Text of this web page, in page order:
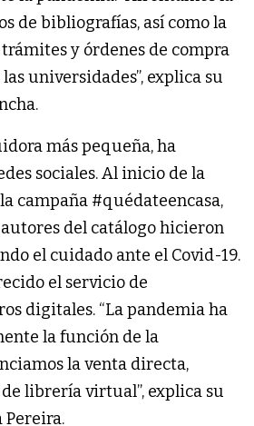
de bibliografías, así como la
y órdenes de compra
universidades”, explica su
más pequeña, ha
sociales. Al inicio de la
campaña #quédateencasa,
del catálogo hicieron
el cuidado ante el Covid-19.
el servicio de
digitales. “La pandemia ha
la función de la
la venta directa,
librería virtual”, explica su